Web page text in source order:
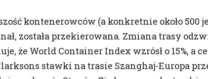
kontenerowców (a konkretnie około 500
została przekierowana. Zmiana trasy
że World Container Index wzrósł o 15%, a
stawki na trasie Szanghaj-Europa
które są zbierane w ramach korzystania przez
oraz innych funkcjonalności strony Namiarów
cookies.
dane?